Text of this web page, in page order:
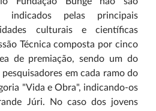
pelas principais
culturais e científicas
Técnica composta por cinco
de premiação, sendo um do
em cada ramo do
"Vida e Obra", indicando-os
Júri. No caso dos jovens